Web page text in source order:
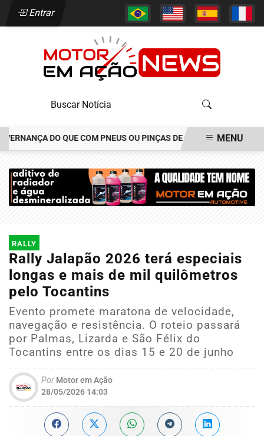
Entrar
DO QUE COM PNEUS OU PINÇAS DE FREIOS JOÃO ALÉCIO
MENU
RALLY
Rally Jalapão 2026 terá especiais
longas e mais de mil quilômetros
pelo Tocantins
Evento promete maratona de velocidade,
navegação e resistência. O roteio passará
por Palmas, Lizarda e São Félix do
Tocantins entre os dias 15 e 20 de junho
Por Motor em Ação
28/05/2026 14:03